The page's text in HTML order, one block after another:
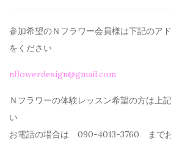
参加希望のＮフラワー会員様は下記のア
を ください
nflowerdesign@gmail.com
Ｎフラワーの体験レッスン希望の方は上
い
お電話の場合は 090-4013-3760 まで